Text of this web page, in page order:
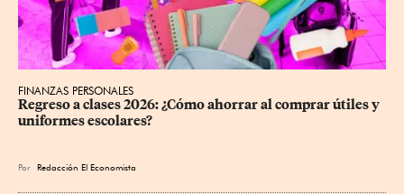
FINANZAS PERSONALES
Regreso a clases 2026: ¿Cómo ahorrar al comprar útiles y
uniformes escolares?
Por Redacción El Economista